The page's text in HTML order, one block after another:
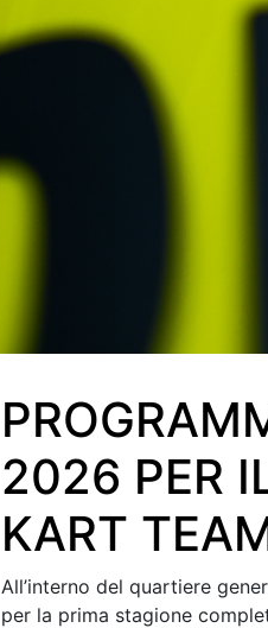
2026 PER
KART
All’interno del quartiere
per la prima stagione